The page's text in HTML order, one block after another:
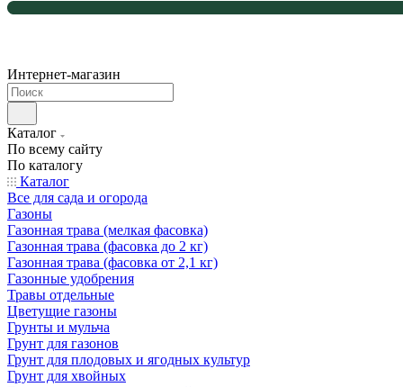
Интернет-магазин
Каталог
По всему сайту
По каталогу
Каталог
Все для сада и огорода
Газоны
Газонная трава (мелкая фасовка)
Газонная трава (фасовка до 2 кг)
Газонная трава (фасовка от 2,1 кг)
Газонные удобрения
Травы отдельные
Цветущие газоны
Грунты и мульча
Грунт для газонов
Грунт для плодовых и ягодных культур
Грунт для хвойных